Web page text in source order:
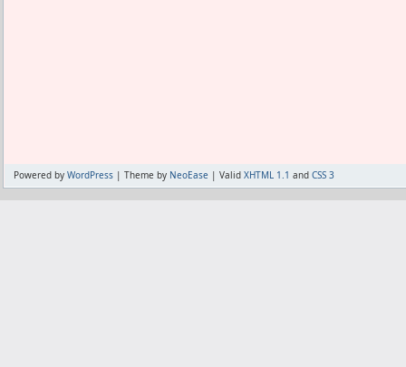
Powered by WordPress | Theme by NeoEase | Valid XHTML 1.1 and CSS 3